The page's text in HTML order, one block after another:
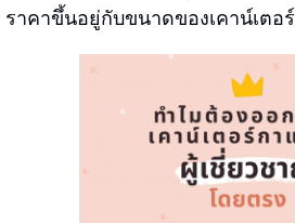
ราคาขึ้นอยู่กับขนาดของเคาน์เตอร์